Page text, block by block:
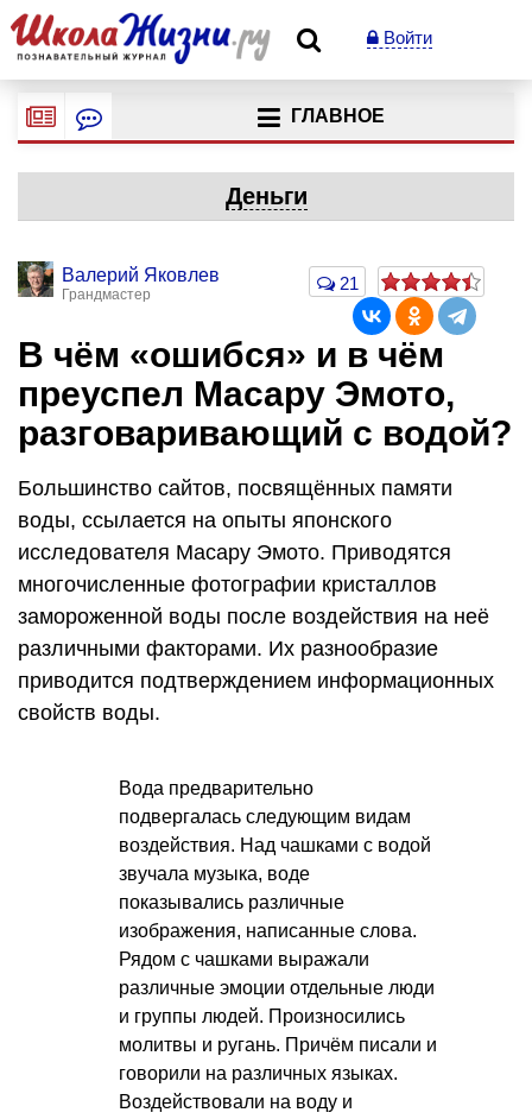
Войти
ГЛАВНОЕ
Деньги
Валерий Яковлев
Грандмастер
21
В чём «ошибся» и в чём
преуспел Масару Эмото,
разговаривающий с водой?
Большинство сайтов, посвящённых памяти
воды, ссылается на опыты японского
исследователя Масару Эмото. Приводятся
многочисленные фотографии кристаллов
замороженной воды после воздействия на неё
различными факторами. Их разнообразие
приводится подтверждением информационных
свойств воды.
Вода предварительно
подвергалась следующим видам
воздействия. Над чашками с водой
звучала музыка, воде
показывались различные
изображения, написанные слова.
Рядом с чашками выражали
различные эмоции отдельные люди
и группы людей. Произносились
молитвы и ругань. Причём писали и
говорили на различных языках.
Воздействовали на воду и